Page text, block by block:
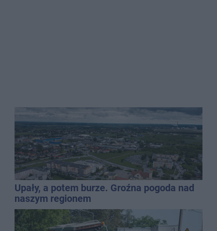
Upały, a potem burze. Groźna pogoda nad
naszym regionem